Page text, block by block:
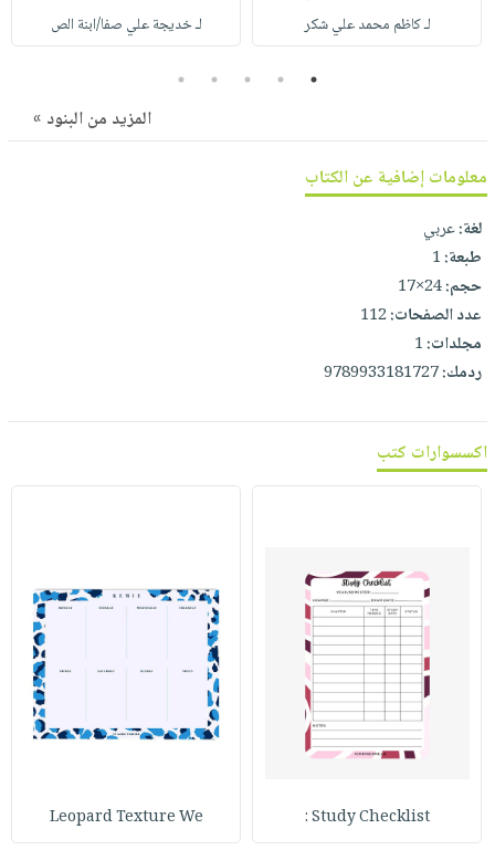
صابون
أطفال
فيديوهات
أسئلة
خدمات
نيل
انشر
كتابك
تواصل
معنا
الإصدارات
لـ كاظم محمد علي شكر
لـ خديجة علي صفا/ابنة الص
1
2
3
4
5
المزيد من البنود »
معلومات إضافية عن الكتاب
لغة:عربي
طبعة:1
حجم:24×17
عدد الصفحات:112
مجلدات:1
ردمك:9789933181727
اكسسوارات كتب
Study Checklist :
Leopard Texture We